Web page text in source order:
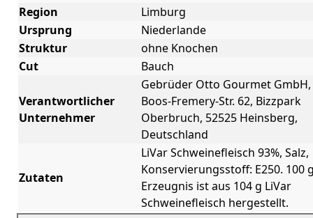
Region
Limburg
Ursprung
Niederlande
Struktur
ohne Knochen
Cut
Bauch
Verantwortlicher
Unternehmer
Gebrüder Otto Gourmet GmbH,
Boos-Fremery-Str. 62, Bizzpark
Oberbruch, 52525 Heinsberg,
Deutschland
Zutaten
LiVar Schweinefleisch 93%, Salz,
Konservierungsstoff: E250. 100
Erzeugnis ist aus 104 g LiVar
Schweinefleisch hergestellt.